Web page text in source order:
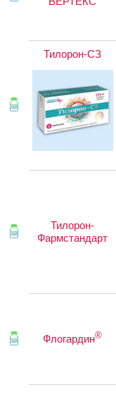
Тилорон-СЗ
Тилорон-
Фармстандарт
Флогардин®